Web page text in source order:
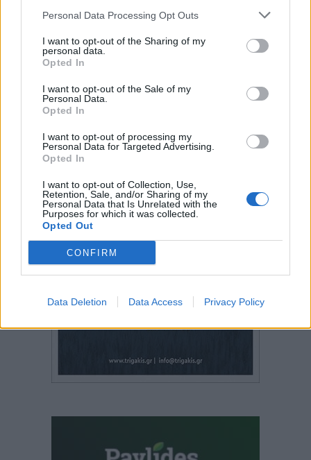
Personal Data Processing Opt Outs
I want to opt-out of the Sharing of my
personal data.
Opted In
I want to opt-out of the Sale of my
Personal Data.
Opted In
I want to opt-out of processing my
Personal Data for Targeted Advertising.
Opted In
I want to opt-out of Collection, Use,
Retention, Sale, and/or Sharing of my
Personal Data that Is Unrelated with the
Purposes for which it was collected.
Opted Out
CONFIRM
Data Deletion Data Access Privacy Policy